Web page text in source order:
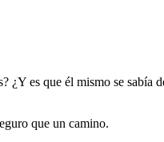
es que él mismo se sabía
que un camino.